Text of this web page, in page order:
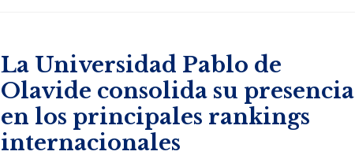
La Universidad Pablo de
Olavide consolida su presencia
en los principales rankings
internacionales